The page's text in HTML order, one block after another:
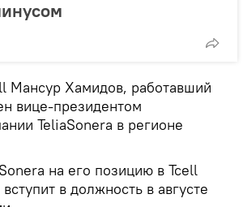
Мансур Хамидов, работавший
вице-президентом
TeliaSonera в регионе
на его позицию в Tcell
в должность в августе